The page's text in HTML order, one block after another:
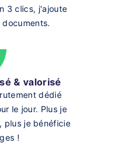
3 clics, j'ajoute
documents.
& valorisé
dédié
le jour. Plus je
plus je bénéficie
!